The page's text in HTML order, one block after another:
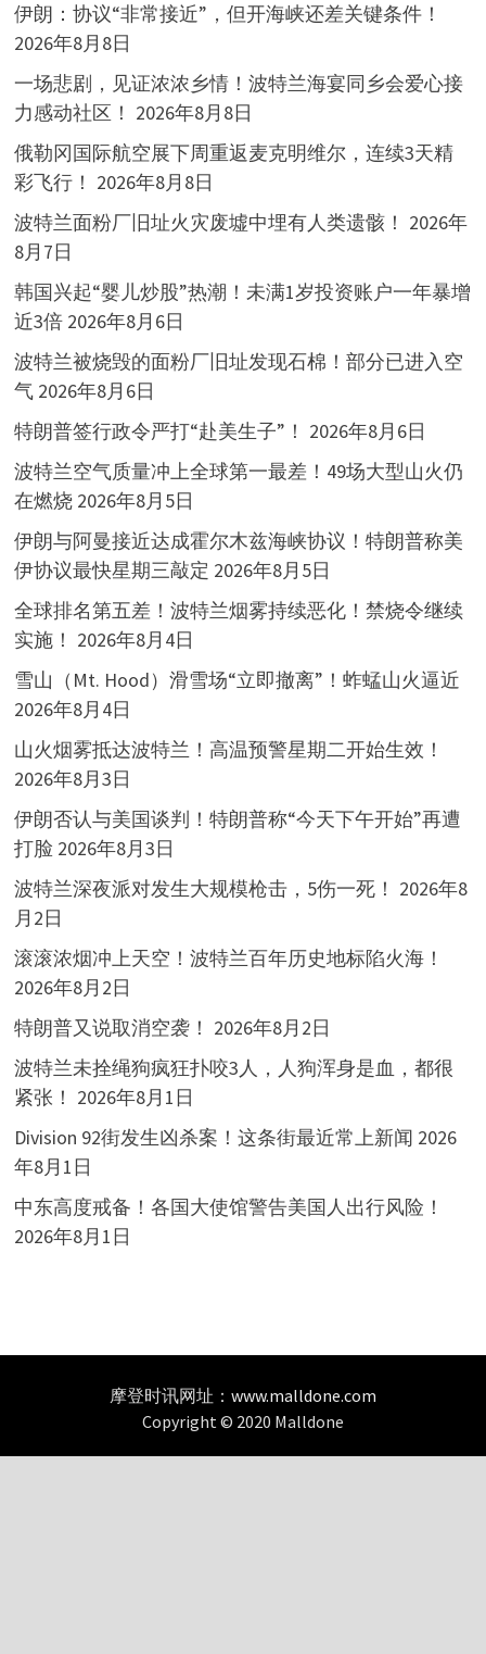
伊朗：协议“非常接近”，但开海峡还差关键条件！
2026年8月8日
一场悲剧，见证浓浓乡情！波特兰海宴同乡会爱心接
力感动社区！ 2026年8月8日
俄勒冈国际航空展下周重返麦克明维尔，连续3天精
彩飞行！ 2026年8月8日
波特兰面粉厂旧址火灾废墟中埋有人类遗骸！ 2026年
8月7日
韩国兴起“婴儿炒股”热潮！未满1岁投资账户一年暴增
近3倍 2026年8月6日
波特兰被烧毁的面粉厂旧址发现石棉！部分已进入空
气 2026年8月6日
特朗普签行政令严打“赴美生子”！ 2026年8月6日
波特兰空气质量冲上全球第一最差！49场大型山火仍
在燃烧 2026年8月5日
伊朗与阿曼接近达成霍尔木兹海峡协议！特朗普称美
伊协议最快星期三敲定 2026年8月5日
全球排名第五差！波特兰烟雾持续恶化！禁烧令继续
实施！ 2026年8月4日
雪山（Mt. Hood）滑雪场“立即撤离”！蚱蜢山火逼近
2026年8月4日
山火烟雾抵达波特兰！高温预警星期二开始生效！
2026年8月3日
伊朗否认与美国谈判！特朗普称“今天下午开始”再遭
打脸 2026年8月3日
波特兰深夜派对发生大规模枪击，5伤一死！ 2026年8
月2日
滚滚浓烟冲上天空！波特兰百年历史地标陷火海！
2026年8月2日
特朗普又说取消空袭！ 2026年8月2日
波特兰未拴绳狗疯狂扑咬3人，人狗浑身是血，都很
紧张！ 2026年8月1日
Division 92街发生凶杀案！这条街最近常上新闻 2026
年8月1日
中东高度戒备！各国大使馆警告美国人出行风险！
2026年8月1日
摩登时讯网址： www.malldone.com
Copyright © 2020 Malldone